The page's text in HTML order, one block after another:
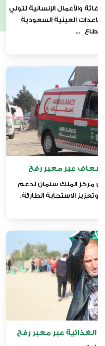
والأعمال الإنسانية لتولي
العينية السعودية
قطاع ...
عبر معبر رفح
من مركز الملك سلمان لدعم
الاستجابة الطارئة.
الغذائية عبر معبر رفح